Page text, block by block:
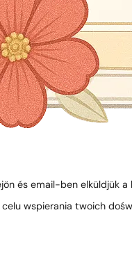
és email-ben elküldjük
celu wspierania twoich